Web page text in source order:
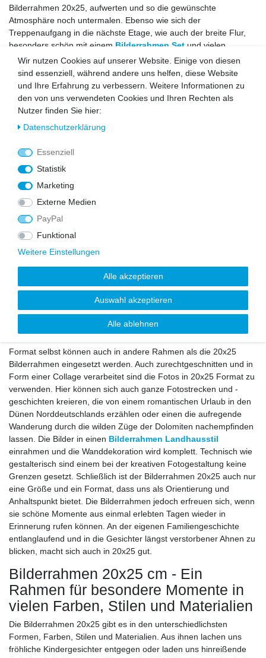
Bilderrahmen 20x25, aufwerten und so die gewünschte
Atmosphäre noch untermalen. Ebenso wie sich der
Treppenaufgang in die nächste Etage, wie auch der breite Flur,
besonders schön mit einem Bilderrahmen Set und vielen
schönen Momenten verzaubern lässt. So bringt man nicht nur
Leben in die eigenen vier Wände, sondern hält auch
Erinnerungen wach, die einem ganz besonders am Herzen
liegen. Genau dafür sind die Bilderrahmen 20x25 Holz wie auch
aus anderen Materialien ein gutes Hilfsmittel.
Allgemeine Infos zu Fotorahmen
20x25
Die Auswahl der Bilderrahmen 20x25 cm ist groß, umfangreich
Größenbezeichnung? 20x25 beschreibt nichts anderes als die
Innenmaße des Rahmens. Dies bedeutet, dass ein Foto in einem
Format von 20x25 den kompletten Innenraum eines Bilderrahmen
Ecke und umgekehrt. Dass die Maße des Rahmens selbst dabei
noch variieren können, ist dabei von der Art des Rahmens selbst
Holzrahmen von bis zu 6 cm verziert, während andere durch
einen filigranen Rahmen aus z.B. feinem, matten Aluminium
überzeugen. In beiden genannten Fällen ist jedoch die
Bildergröße selbst die gleiche ... und diese beträgt, dem
Standardmaß entsprechend, 20x25cm. 20x25 bezeichnet somit
Format selbst können auch in andere Rahmen als die 20x25
Bilderrahmen eingesetzt werden. Auch zurechtgeschnitten und in
Form einer Collage verarbeitet sind die Fotos in 20x25 Format zu
verwenden. Hier können sich auch ganze Fotostrecken und -
geschichten kreieren, die von einem romantischen Urlaub in den
Dünen Norddeutschlands erzählen oder einen die aufregende
Wanderung durch die wilden Züge der Dolomiten nachempfinden
lassen. Die Bilder in einen Bilderrahmen Landhausstil
einrahmen und die Wanddekoration wird komplett. Technisch wie
gestalterisch sind einem bei der kreativen Fotogestaltung keine
Grenzen gesetzt. Schließlich ist der Bilderrahmen 20x25 auch nur
eine Größe und ein Format, dass uns als Orientierung und
Anhaltspunkt bietet. Die Bilderrahmen jedoch erfreuen sich, wenn
sie schöne Momente aus einmal erlebten Tagen wieder in
Erinnerung rufen können. An der eigenen Familiengeschichte
entlanglaufend und in die Gesichter längst verstorbener Ahnen zu
blicken, macht sich auch in 20x25 gut.
Bilderrahmen 20x25 cm - Ein
Rahmen für besondere Momente in
vielen Farben, Stilen und Materialien
Die Bilderrahmen 20x25 gibt es in den unterschiedlichsten
Formen, Farben, Stilen und Materialien. Aus ihnen lachen uns
fröhliche Kindergesichter entgegen oder laden uns hinreißende
Wir nutzen Cookies auf unserer Website. Einige von diesen
sind essenziell, während andere uns helfen, diese Website
und Ihre Erfahrung zu verbessern. Weitere Informationen zu
den von uns verwendeten Cookies und Ihren Rechten als
Nutzer finden Sie hier:
Daten­schutz­erklärung
Essenziell
Statistik
Marketing
Externe Medien
PayPal
Funktional
Weitere Einstellungen
Alle akzeptieren
Auswahl akzeptieren
Alle ablehnen